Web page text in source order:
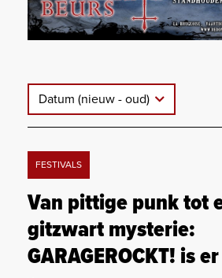
Datum (nieuw - oud)
FESTIVALS
Van pittige punk tot
gitzwart mysterie:
GARAGEROCKT! is